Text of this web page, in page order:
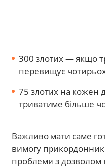
300 злотих — якщо
перевищує
75 злотих на
триватиме більше
Важливо мати саме
вимогу
проблеми з дозволом